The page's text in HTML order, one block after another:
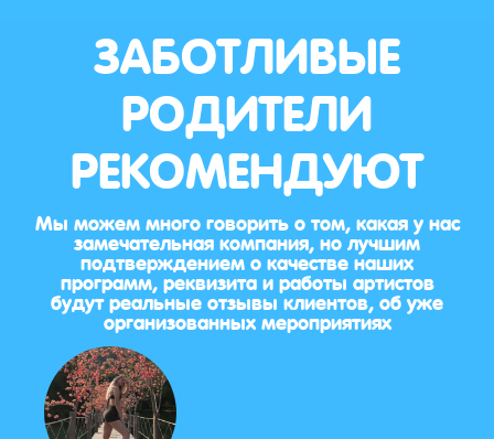
ЗАБОТЛИВЫЕ
РОДИТЕЛИ
РЕКОМЕНДУЮТ
Мы можем много говорить о том, какая у нас
замечательная компания, но лучшим
подтверждением о качестве наших
программ, реквизита и работы артистов
будут реальные отзывы клиентов, об уже
организованных мероприятиях